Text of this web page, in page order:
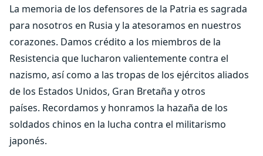
La memoria de los defensores de la Patria es sagrada
para nosotros en Rusia y la atesoramos en nuestros
corazones. Damos crédito a los miembros de la
Resistencia que lucharon valientemente contra el
nazismo, así como a las tropas de los ejércitos aliados
de los Estados Unidos, Gran Bretaña y otros
países. Recordamos y honramos la hazaña de los
soldados chinos en la lucha contra el militarismo
japonés.